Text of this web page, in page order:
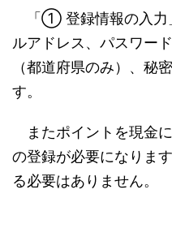
「① 登録情報の入力
ルアドレス、パスワー
（都道府県のみ）、秘
す。
またポイントを現金
の登録が必要になりま
る必要はありません。